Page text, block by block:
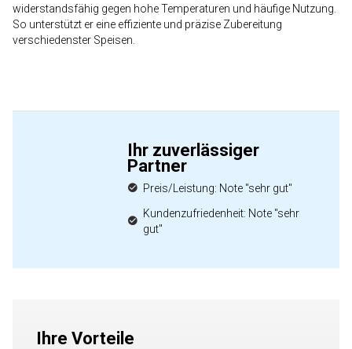
widerstandsfähig gegen hohe Temperaturen und häufige Nutzung.
So unterstützt er eine effiziente und präzise Zubereitung
verschiedenster Speisen.
Ihr zuverlässiger
Partner
Preis/Leistung: Note "sehr gut"
Kundenzufriedenheit: Note "sehr
gut"
Ihre Vorteile